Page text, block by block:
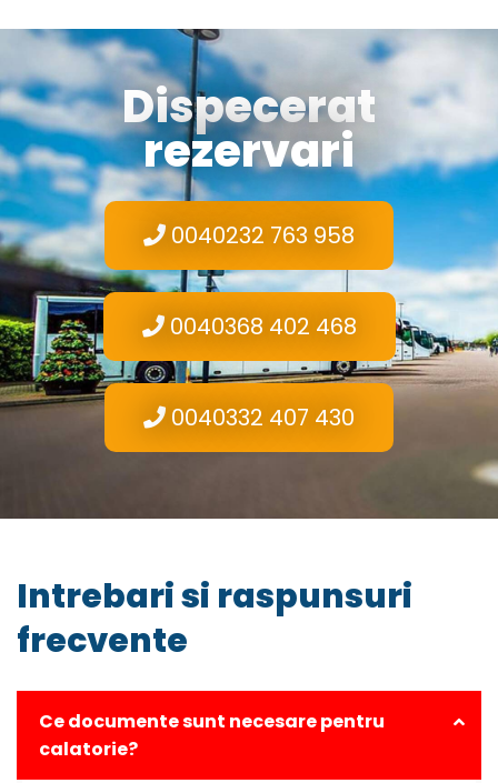
Dispecerat
rezervari
0040232 763 958
0040368 402 468
0040332 407 430
Intrebari si raspunsuri
frecvente
Ce documente sunt necesare pentru
calatorie?